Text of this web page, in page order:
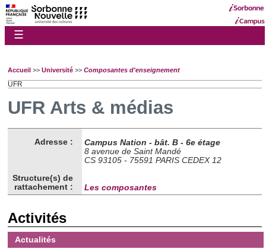
☰
Accueil >> Université >> Composantes d'enseignement
UFR
UFR Arts & médias
Adresse :
Campus Nation - bât. B - 6e étage
8 avenue de Saint Mandé
CS 93105 - 75591 PARIS CEDEX 12
Structure(s) de
rattachement :
Les composantes
Activités
Actualités